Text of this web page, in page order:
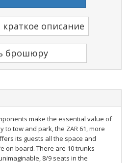
краткое описание
брошюру
make the essential value of
to tow and park, the ZAR 61, more
its guests all the space and
on board. There are 10 trunks
8/9 seats in the